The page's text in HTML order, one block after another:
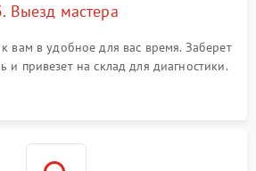
Выезд мастера
вам в удобное для вас время. Заберет
и привезет на склад для диагностики.